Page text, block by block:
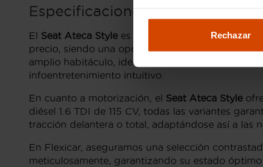
Rechazar
Especificaciones del Seat Ateca
El Seat Ateca Style es una de las versiones más
precio, siendo una opción ideal para quienes
amplio habitáculo, ideal para familias, y su
infoentretenimiento intuitivo.
En cuanto a motorización, el Seat Ateca Style
diésel 1.6 TDI de 115 CV, todas las variantes
tracción delantera o total, adaptándose así a las
En Flexicar, aseguramos una selección
meticulosamente, garantizando su estado